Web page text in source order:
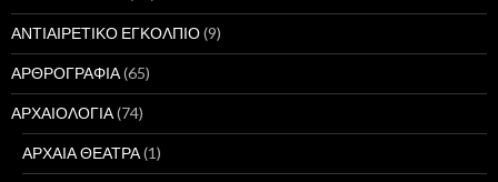
ΑΝΤΙΑΙΡΕΤΙΚΟ ΕΓΚΟΛΠΙΟ(9)
ΑΡΘΡΟΓΡΑΦΙΑ(65)
ΑΡΧΑΙΟΛΟΓΙΑ(74)
ΑΡΧΑΙΑ ΘΕΑΤΡΑ(1)